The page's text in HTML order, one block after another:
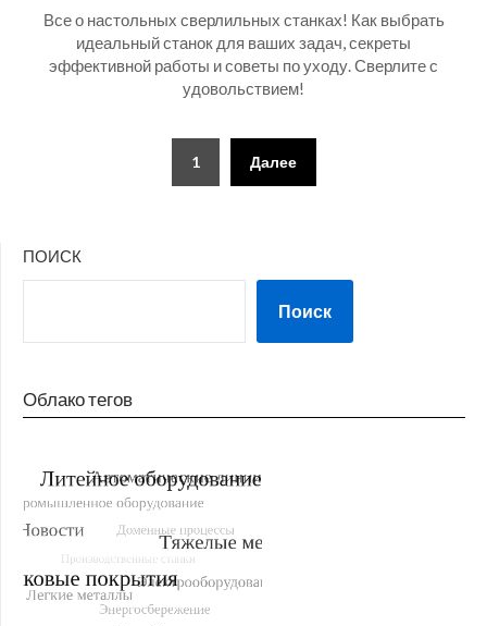
Все о настольных сверлильных станках! Как выбрать
идеальный станок для ваших задач, секреты
эффективной работы и советы по уходу. Сверлите с
удовольствием!
1 Далее
ПОИСК
Поиск
Облако тегов